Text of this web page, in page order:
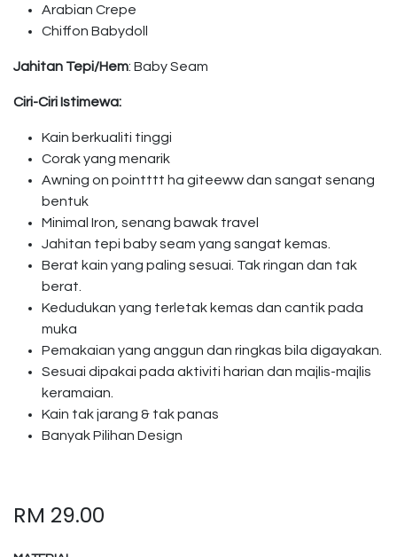
Arabian Crepe
Chiffon Babydoll
Jahitan Tepi/Hem: Baby Seam
Ciri-Ciri Istimewa:
Kain berkualiti tinggi
Corak yang menarik
Awning on pointttt ha giteeww dan sangat senang
bentuk
Minimal Iron, senang bawak travel
Jahitan tepi baby seam yang sangat kemas.
Berat kain yang paling sesuai. Tak ringan dan tak
berat.
Kedudukan yang terletak kemas dan cantik pada
muka
Pemakaian yang anggun dan ringkas bila digayakan.
Sesuai dipakai pada aktiviti harian dan majlis-majlis
keramaian.
Kain tak jarang & tak panas
Banyak Pilihan Design
RM 29.00